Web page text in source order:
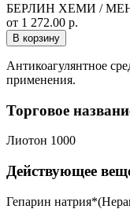
БЕРЛИН ХЕМИ /
от 1 272.00 р.
В корзину
Антикоагулянтное
применения.
Торговое
Лиотон 1000
Действующее
Гепарин